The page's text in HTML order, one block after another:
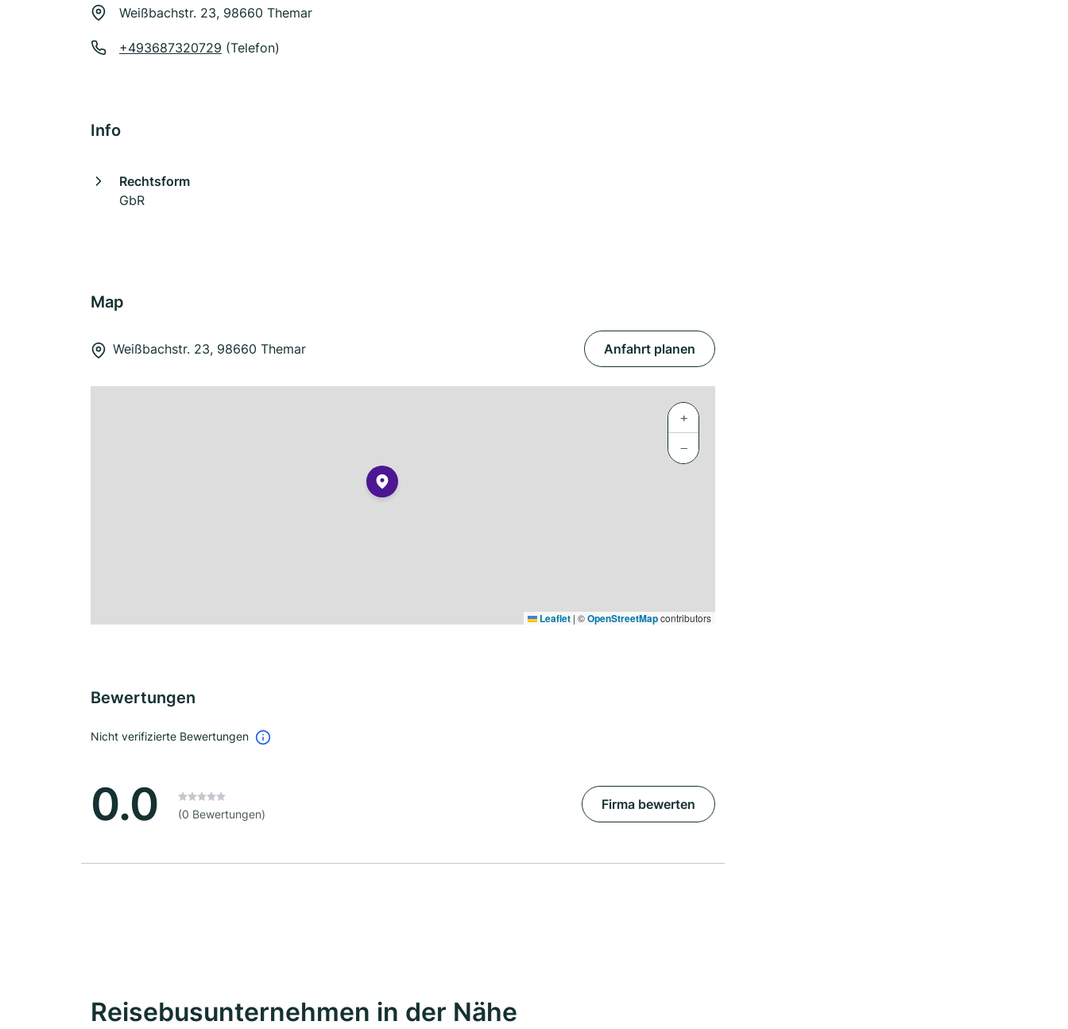
Weißbachstr. 23, 98660 Themar
+493687320729 (Telefon)
Info
Rechtsform
GbR
Map
Weißbachstr. 23, 98660 Themar Anfahrt planen
+
−
Leaflet | ©OpenStreetMapcontributors
Bewertungen
Nicht verifizierte Bewertungen
0.0 (0 Bewertungen)
Firma bewerten
Reisebusunternehmen in der Nähe